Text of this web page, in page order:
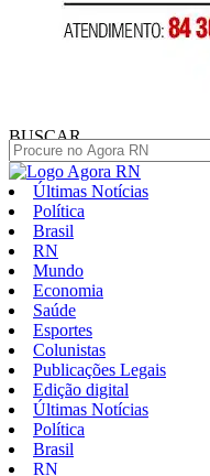
BUSCAR
Últimas Notícias
Política
Brasil
RN
Mundo
Economia
Saúde
Esportes
Colunistas
Publicações Legais
Edição digital
Últimas Notícias
Política
Brasil
RN